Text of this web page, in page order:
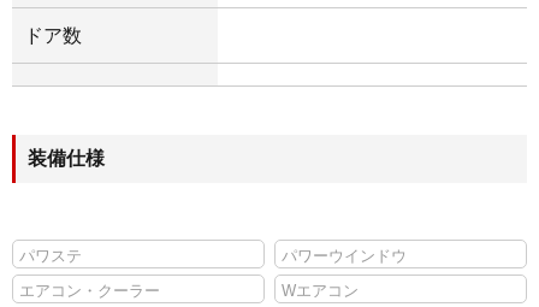
ドア数
装備仕様
パワステ
パワーウインドウ
エアコン・クーラー
Wエアコン